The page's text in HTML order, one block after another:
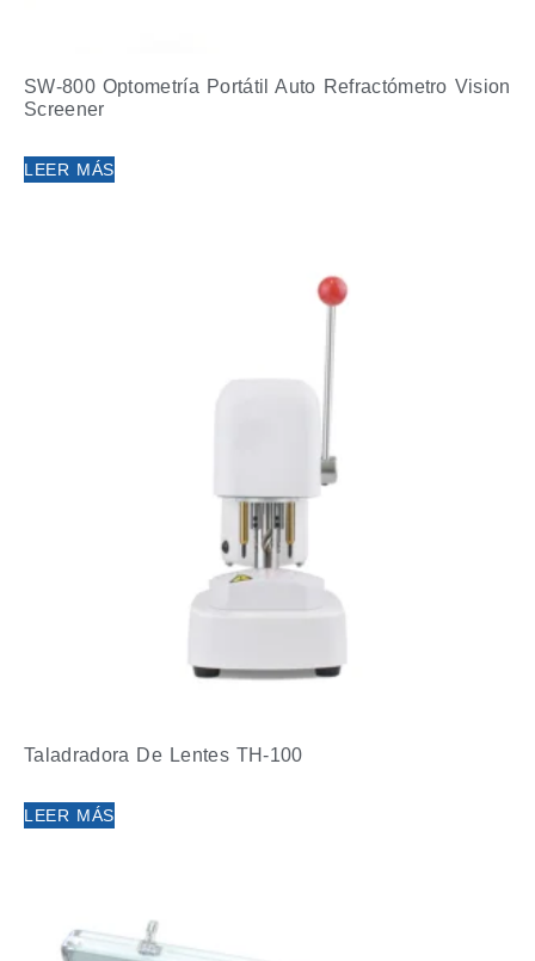
SW-800 Optometría Portátil Auto Refractómetro Vision
Screener
LEER MÁS
Taladradora De Lentes TH-100
LEER MÁS